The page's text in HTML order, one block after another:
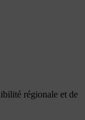
régionale et de